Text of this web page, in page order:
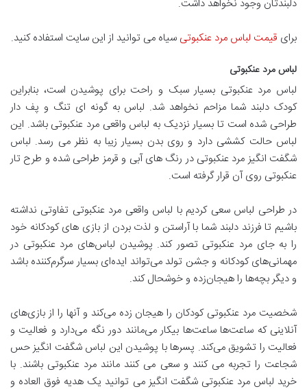
دلبندتان وجود نخواهد داشت.
برای قیمت لباس مرد عنکبوتی سیاه می توانید از این سایت استفاده کنید.
لباس مرد عنکبوتی
لباس مرد عنکبوتی بسیار سبک و راحت برای پوشیدن است، بنابراین
کودک دلبند شما مزاحم نخواهد شد. لباس به گونه ای تنگ و پف دار
طراحی شده است تا بسیار نزدیک به لباس واقعی مرد عنکبوتی باشد. این
لباس حالت کششی دارد و روی بدن بسیار زیبا به نظر می رسد. لباس
شگفت انگیز مرد عنکبوتی در رنگ های آبی و قرمز طراحی شده و طرح تار
عنکبوتی روی آن قرار گرفته است.
در طراحی لباس سعی کردیم با لباس واقعی مرد عنکبوتی تفاوتی نداشته
باشیم تا فرزند دلبند شما با آراستن و لذت بردن از بازی های کودکانه خود
را به جای مرد عنکبوتی تصور کند. پوشیدن لباس‌های مرد عنکبوتی در
مهمانی‌های کودکانه و جشن تولد می‌تواند ایده‌ای بسیار سرگرم‌کننده باشد
و دیگر بچه‌ها را هیجان‌زده و خوشحال کند.
شخصیت مرد عنکبوتی کودکان را هیجان زده می‌کند و آنها را از بازی‌های
آنلاینی که ساعت‌ها ساعت‌ها بیکار می‌مانند دور نگه می‌دارد و فعالیت و
فعالیت را تشویق می‌کند. پسرها با پوشیدن این لباس شگفت انگیز حس
شجاعت را تجربه می کنند و سعی می کنند مانند مرد عنکبوتی باشند. با
خرید لباس مرد عنکبوتی شگفت انگیز می توانید یک هدیه فوق العاده و